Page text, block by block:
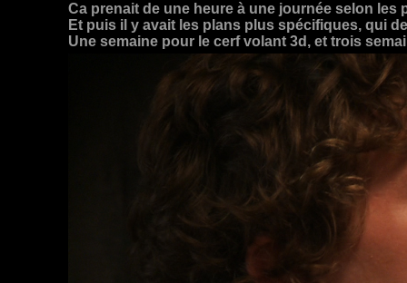
Ca prenait de une heure à une journée selon les
Et puis il y avait les plans plus spécifiques, qui
Une semaine pour le cerf volant 3d, et trois